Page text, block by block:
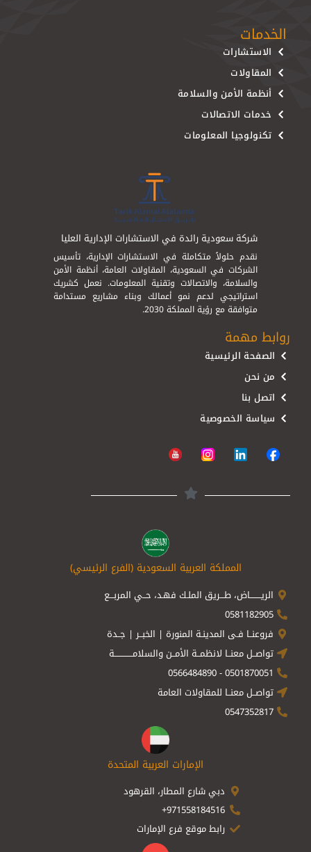
الخدمات
الاستشارات
المقاولات
أنظمة الأمن والسلامة
خدمات الاتصالات
تكنولوجيا المعلومات
شركة سعودية رائدة في الاستشارات الإدارية العليا
نقدم حلولاً متكاملة في الاستشارات الإدارية، تأسيس
الشركات في السعودية، المقاولات العامة، أنظمة الأمن
والسلامة، والاتصالات وتقنية المعلومات. نعمل كشريك
استراتيجي لدعم نمو أعمالك وبناء مشاريع مستدامة
متوافقة مع رؤية المملكة 2030.
روابط مهمة
الصفحة الرئيسية
من نحن
اتصل بنا
سياسة الخصوصية
المملكة العربية السعودية (الفرع الرئيسي)
الريــــــــاض، طـــريق الملـك فهـد، حــي المربـــع
0581182905
فروعنــا فـى المدينـة المنورة | الخبــر | جــدة
تواصــل معنــا لانظمــة الأمــن والسلامـــــــــــــة
0501870051 - 0566484890
تواصــل معنــا للمقاولات العامة
0547352817
الإمارات العربية المتحدة
دبي شارع المطار، القرهود
971558184516+
رابط موقع فرع الإمارات